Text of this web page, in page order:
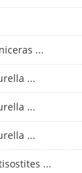
...
...
...
...
...